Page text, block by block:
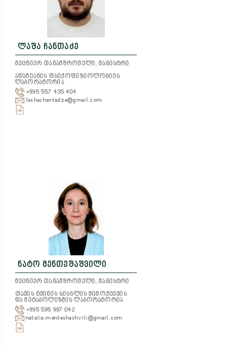
ლაშა ჩანთაძე
მეცნიერ თანამშრომელი, მაგისტრი
ადამიანის ფსიქოფიზიოლოგიის
ლაბორატორია
+995 557 435 404
lashachantadze@gmail.com
ნატო მენთეშაშვილი
მეცნიერ თანამშრომელი, მაგისტრი
თავის ტვინის სისხლის მიმოქცევის
და მეტაბოლიზმის ლაბორატორია
+995 595 997 042
natalia.menteshashvili@gmail.com